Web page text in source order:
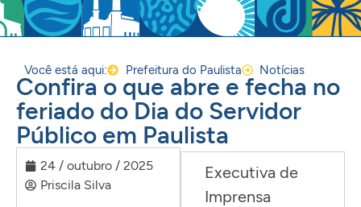
Você está aqui: Prefeitura do Paulista Notícias
Confira o que abre e fecha no
feriado do Dia do Servidor
Público em Paulista
24 / outubro / 2025
Priscila Silva
Executiva de
Imprensa